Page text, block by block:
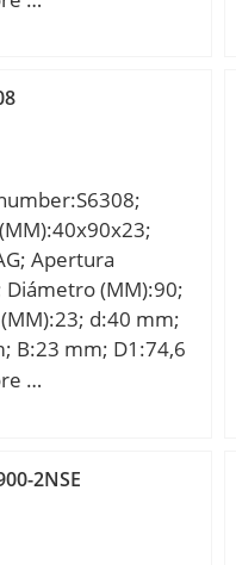
básica (C0):52
Apertura
Diámetro (MM):90;
d:40 mm;
B:23 mm; D1:74,6
mm; d1:55,6
/ Weight;
…
2NSE